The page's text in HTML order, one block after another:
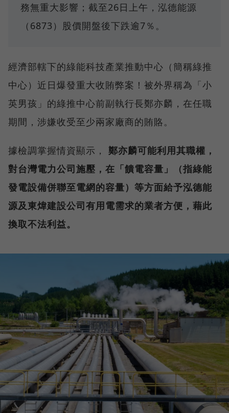
務無重大影響；截至26日上午，泓德能源
（6873）股價開盤後下跌逾7％。
經濟部轄下的綠能科技產業推動中心（簡稱綠推
中心）近日爆發重大收賄弊案！被外界稱為「小
英男孩」的綠推中心前副執行長鄭亦麟，在任職
期間，涉嫌收受至少兩家廠商的賄賂。
據檢調掌握情資顯示， 鄭亦麟可能利用其職權，
對台灣電力公司施壓，在「饋電容量」（指綠能
發電設備併聯至電網的容量）等方面給予泓德能
源及東煒建設公司有用電需求的業者方便，藉此
換取不法利益。